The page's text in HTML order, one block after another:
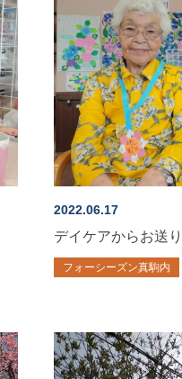
2022.06.17
デイケアからお送
フォーシーズン真駒内